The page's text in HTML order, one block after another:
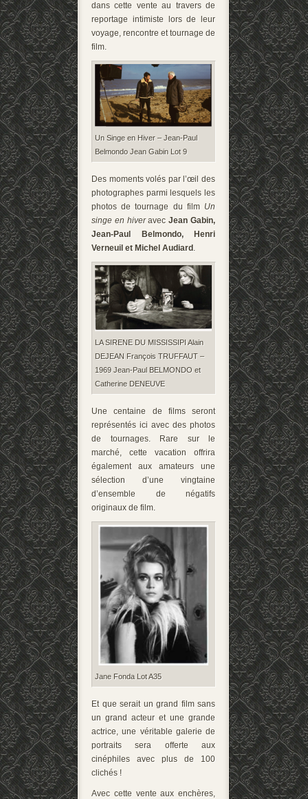
dans cette vente au travers de
reportage intimiste lors de leur
voyage, rencontre et tournage de
film.
Un Singe en Hiver – Jean-Paul
Belmondo Jean Gabin Lot 9
Des moments volés par l’œil des
photographes parmi lesquels les
photos de tournage du film Un
singe en hiveravecJean Gabin,
Jean-Paul Belmondo, Henri
Verneuil et Mi­chel Audiard .
LA SIRENE DU MISSISSIPI Alain
DEJEAN François TRUFFAUT –
1969 Jean-Paul BELMONDO et
Catherine DENEUVE
Une centaine de films seront
représentés ici avec des photos
de tournages. Rare sur le
marché, cette vacation offrira
également aux amateurs une
sélection d’une vingtaine
d’ensemble de négatifs
originaux de film.
Jane Fonda Lot A35
Et que serait un grand film sans
un grand acteur et une grande
actrice, une véritable galerie de
portraits sera offerte aux
cinéphiles avec plus de 100
clichés !
Avec cette vente aux enchères,